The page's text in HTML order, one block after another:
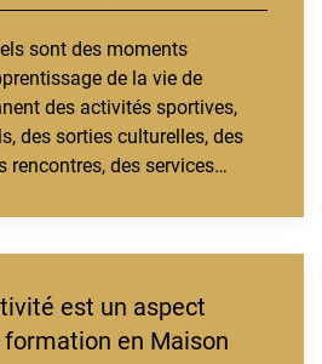
sont des moments
de la vie de
des activités sportives,
des sorties culturelles, des
rencontres, des services…
est un aspect
en Maison